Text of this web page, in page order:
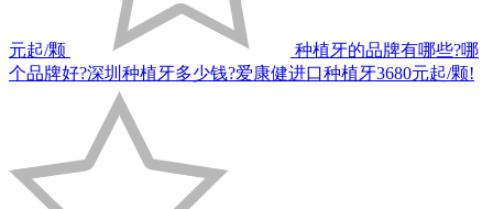
元起/颗
种植牙的品牌有哪些?哪
个品牌好?深圳种植牙多少钱?爱康健进口种植牙3680元起/颗!